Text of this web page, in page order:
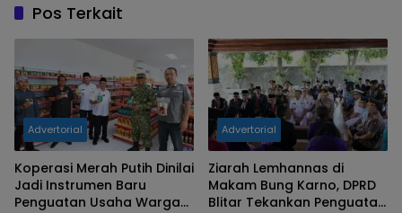
Pos Terkait
Advertorial
Koperasi Merah Putih Dinilai
Jadi Instrumen Baru
Penguatan Usaha Warga
Advertorial
Ziarah Lemhannas di
Makam Bung Karno, DPRD
Blitar Tekankan Penguatan